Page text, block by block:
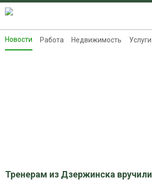
Новости
Новости Работа Недвижимость Услуги
Тренерам из Дзержинска вручили